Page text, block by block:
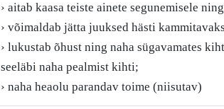
› aitab kaasa teiste ainete segunemisele
› võimaldab jätta juuksed hästi
› lukustab õhust ning naha sügavamates
seeläbi naha pealmist kihti;
› naha heaolu parandav toime (niisutav)